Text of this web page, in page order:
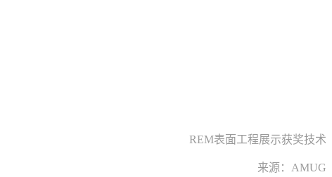
REM表面工程展示获奖技术
来源：AMUG